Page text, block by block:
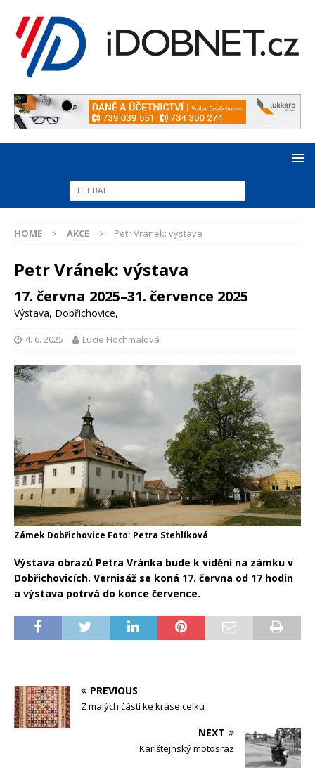
HOME AKCE Petr Vránek: výstava
Petr Vránek: výstava
17. června 2025–31. července 2025
Výstava, Dobřichovice,
4. 6. 2025 Lucie Hochmalová
Zámek Dobřichovice Foto: Petra Stehlíková
Výstava obrazů Petra Vránka bude k vidění na zámku v
Dobřichovicích. Vernisáž se koná 17. června od 17 hodin
a výstava potrvá do konce července.
PREVIOUS
Z malých částí ke kráse celku
NEXT
Karlštejnský motosraz